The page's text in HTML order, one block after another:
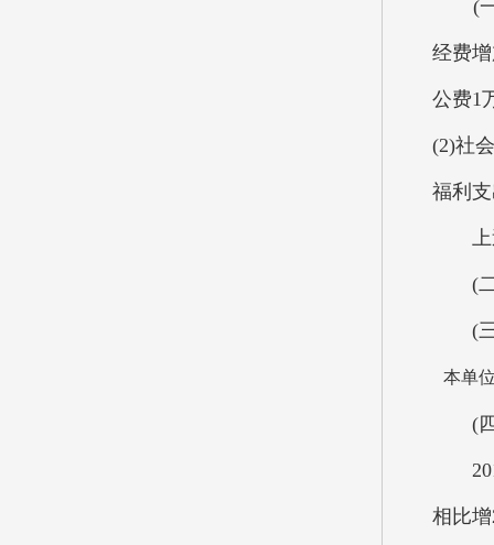
(一
经费
公费1
(2)社
福利
上述
(二
(三
本单
(四
2018
相比